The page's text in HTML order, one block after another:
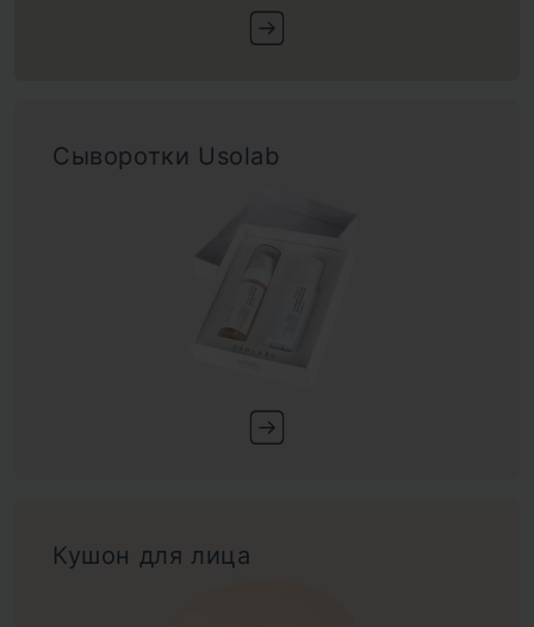
Сыворотки Usolab
Кушон для лица